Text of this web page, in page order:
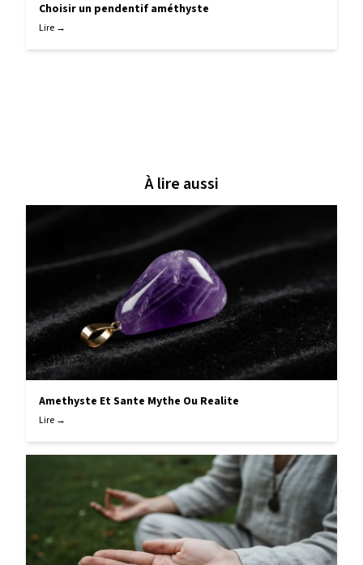
Choisir un pendentif améthyste
Lire →
À lire aussi
Amethyste Et Sante Mythe Ou Realite
Lire →